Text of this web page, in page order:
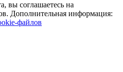
вы соглашаетесь на
Дополнительная информация:
файлов